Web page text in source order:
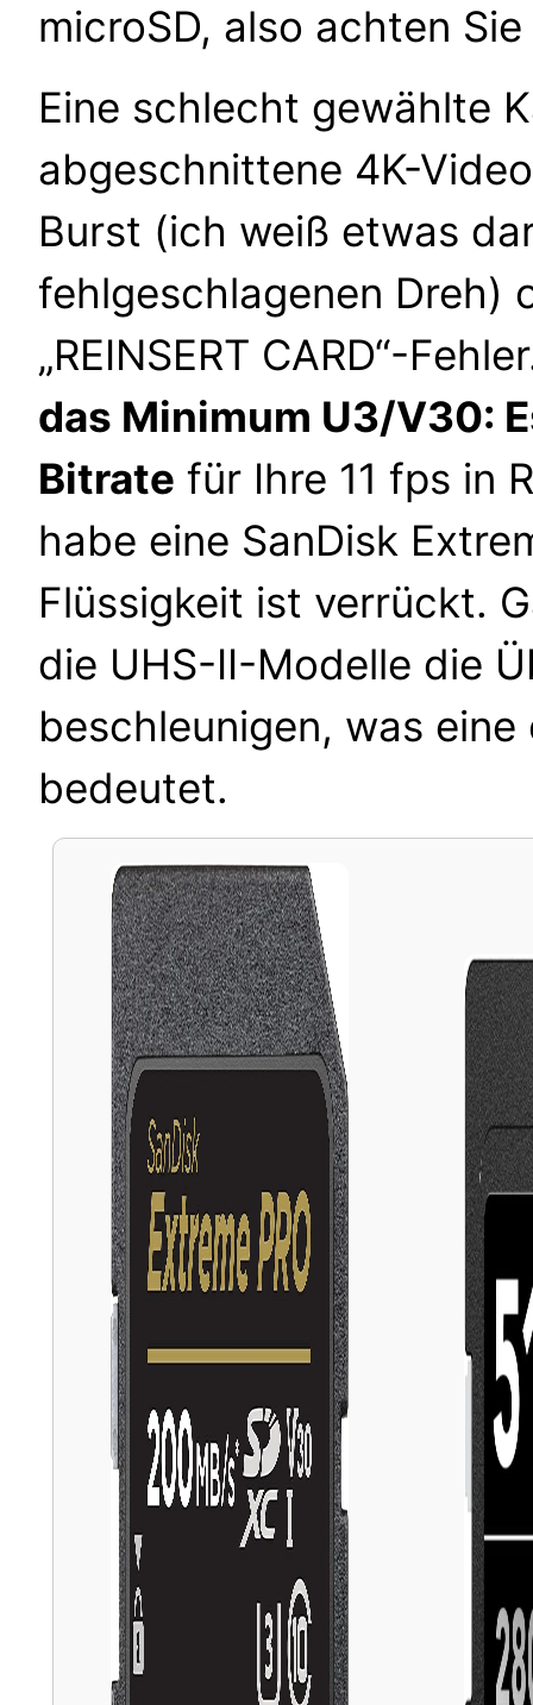
microSD, also achten
Eine schlecht gewählte
abgeschnittene 4K-
Burst (ich weiß etwas
fehlgeschlagenen Dreh)
„REINSERT CARD“-
das Minimum U3/V30:
Bitrate für Ihre 11 fps in
habe eine SanDisk
Flüssigkeit ist verrückt.
die UHS-II-Modelle die
beschleunigen, was
bedeutet.